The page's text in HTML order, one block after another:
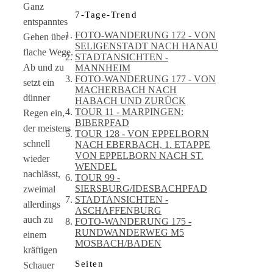
Ganz
entspanntes
Gehen über
flache Wege.
Ab und zu
setzt ein
dünner
Regen ein,
der meistens
schnell
wieder
nachlässt,
zweimal
allerdings
auch zu
einem
kräftigen
Schauer
7-Tage-Trend
FOTO-WANDERUNG 172 - VON
SELIGENSTADT NACH HANAU
STADTANSICHTEN -
MANNHEIM
FOTO-WANDERUNG 177 - VON
MACHERBACH NACH
HABACH UND ZURÜCK
TOUR 11 - MARPINGEN:
BIBERPFAD
TOUR 128 - VON EPPELBORN
NACH EBERBACH, 1. ETAPPE
VON EPPELBORN NACH ST.
WENDEL
TOUR 99 -
SIERSBURG/IDESBACHPFAD
STADTANSICHTEN -
ASCHAFFENBURG
FOTO-WANDERUNG 175 -
RUNDWANDERWEG M5
MOSBACH/BADEN
Seiten